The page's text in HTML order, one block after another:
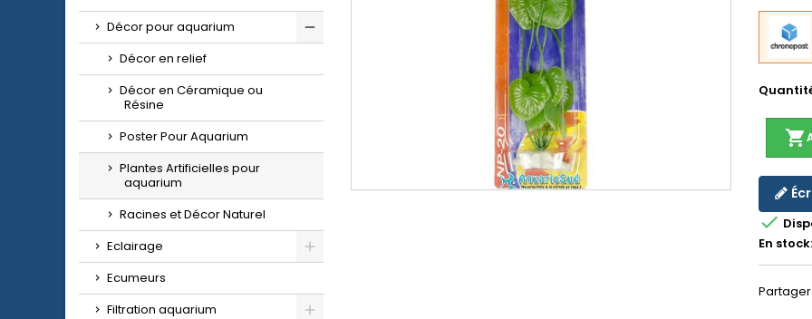
Décor pour aquarium
Décor en relief
Décor en Céramique ou
Résine
Poster Pour Aquarium
Plantes Artificielles pour
aquarium
Racines et Décor Naturel
Eclairage
Ecumeurs
Filtration aquarium
shopping_cart

En stock:
Partager